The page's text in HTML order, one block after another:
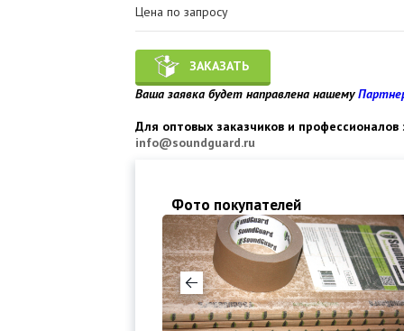
Цена по запросу
ЗАКАЗАТЬ
Ваша заявка будет направлена нашему
Для оптовых заказчиков и
info@soundguard.ru
Фото покупателей